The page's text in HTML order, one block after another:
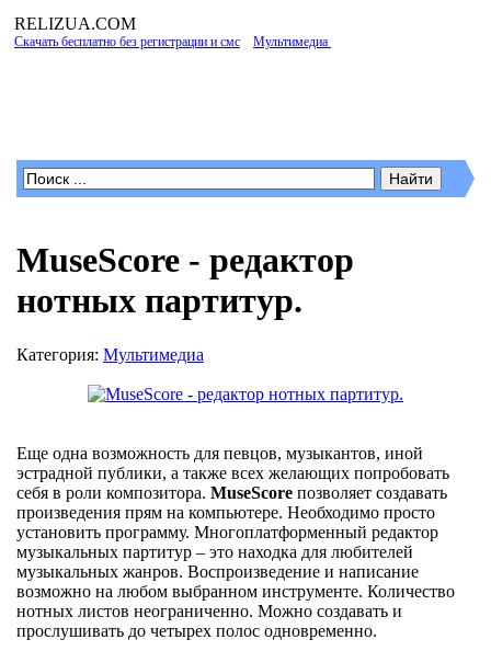
RELIZUA.COM
Скачать бесплатно без регистрации и смс Мультимедиа
MuseScore - редактор
нотных партитур.
Категория: Мультимедиа
Еще одна возможность для певцов, музыкантов, иной
эстрадной публики, а также всех желающих попробовать
себя в роли композитора. MuseScore позволяет создавать
произведения прям на компьютере. Необходимо просто
установить программу. Многоплатформенный редактор
музыкальных партитур – это находка для любителей
музыкальных жанров. Воспроизведение и написание
возможно на любом выбранном инструменте. Количество
нотных листов неограниченно. Можно создавать и
прослушивать до четырех полос одновременно.